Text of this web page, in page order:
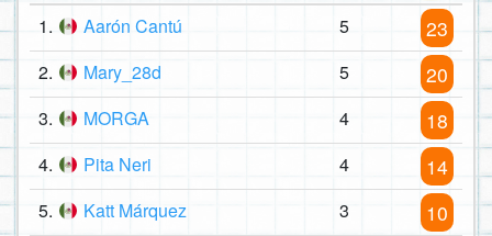
1.
Aarón Cantú 5 23
2. Mary_28d 5 20
3. MORGA 4 18
4. Pita Neri 4 14
5. Katt Márquez 3 10